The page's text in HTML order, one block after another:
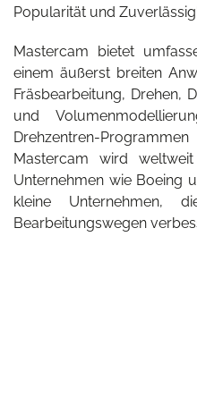
Popularität und
Mastercam bietet
einem äußerst breiten
Fräsbearbeitung, Drehen,
und
Drehzentren-
Mastercam wird
Unternehmen wie Boeing
kleine Unternehmen,
Bearbeitungswegen